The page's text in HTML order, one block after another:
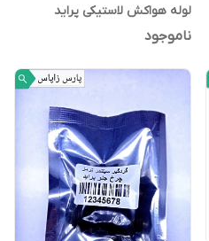
لوله هواکش لاستیکی پراید
ناموجود